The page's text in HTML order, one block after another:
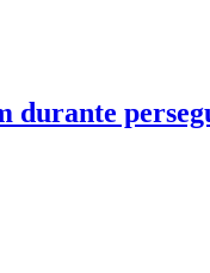
durante